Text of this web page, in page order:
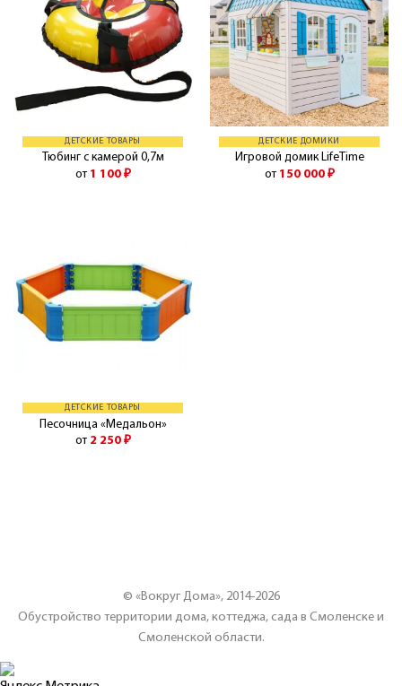
ДЕТСКИЕ ТОВАРЫ
Тюбинг с камерой 0,7м
от 1 100 ₽
ДЕТСКИЕ ДОМИКИ
Игровой домик LifeTime
от 150 000 ₽
ДЕТСКИЕ ТОВАРЫ
Песочница «Медальон»
от 2 250 ₽
© «Вокруг Дома», 2014-2026
Обустройство территории дома, коттеджа, сада в Смоленске и
Смоленской области.